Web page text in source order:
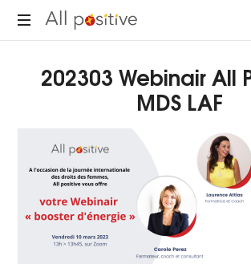
All
pour
se
202303 Webinair All
MDS LAF